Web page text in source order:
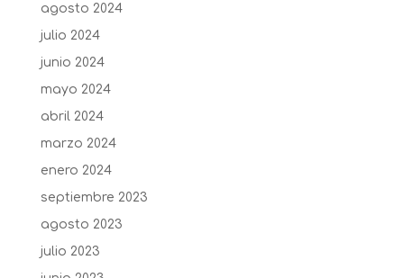
agosto 2024
julio 2024
junio 2024
mayo 2024
abril 2024
marzo 2024
enero 2024
septiembre 2023
agosto 2023
julio 2023